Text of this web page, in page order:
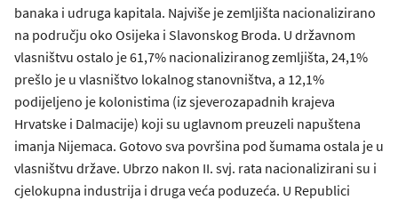
banaka i udruga kapitala. Najviše je zemljišta nacionalizirano
na području oko Osijeka i Slavonskog Broda. U državnom
vlasništvu ostalo je 61,7% nacionaliziranog zemljišta, 24,1%
prešlo je u vlasništvo lokalnog stanovništva, a 12,1%
podijeljeno je kolonistima (iz sjeverozapadnih krajeva
Hrvatske i Dalmacije) koji su uglavnom preuzeli napuštena
imanja Nijemaca. Gotovo sva površina pod šumama ostala je u
vlasništvu države. Ubrzo nakon II. svj. rata nacionalizirani su i
cjelokupna industrija i druga veća poduzeća. U Republici